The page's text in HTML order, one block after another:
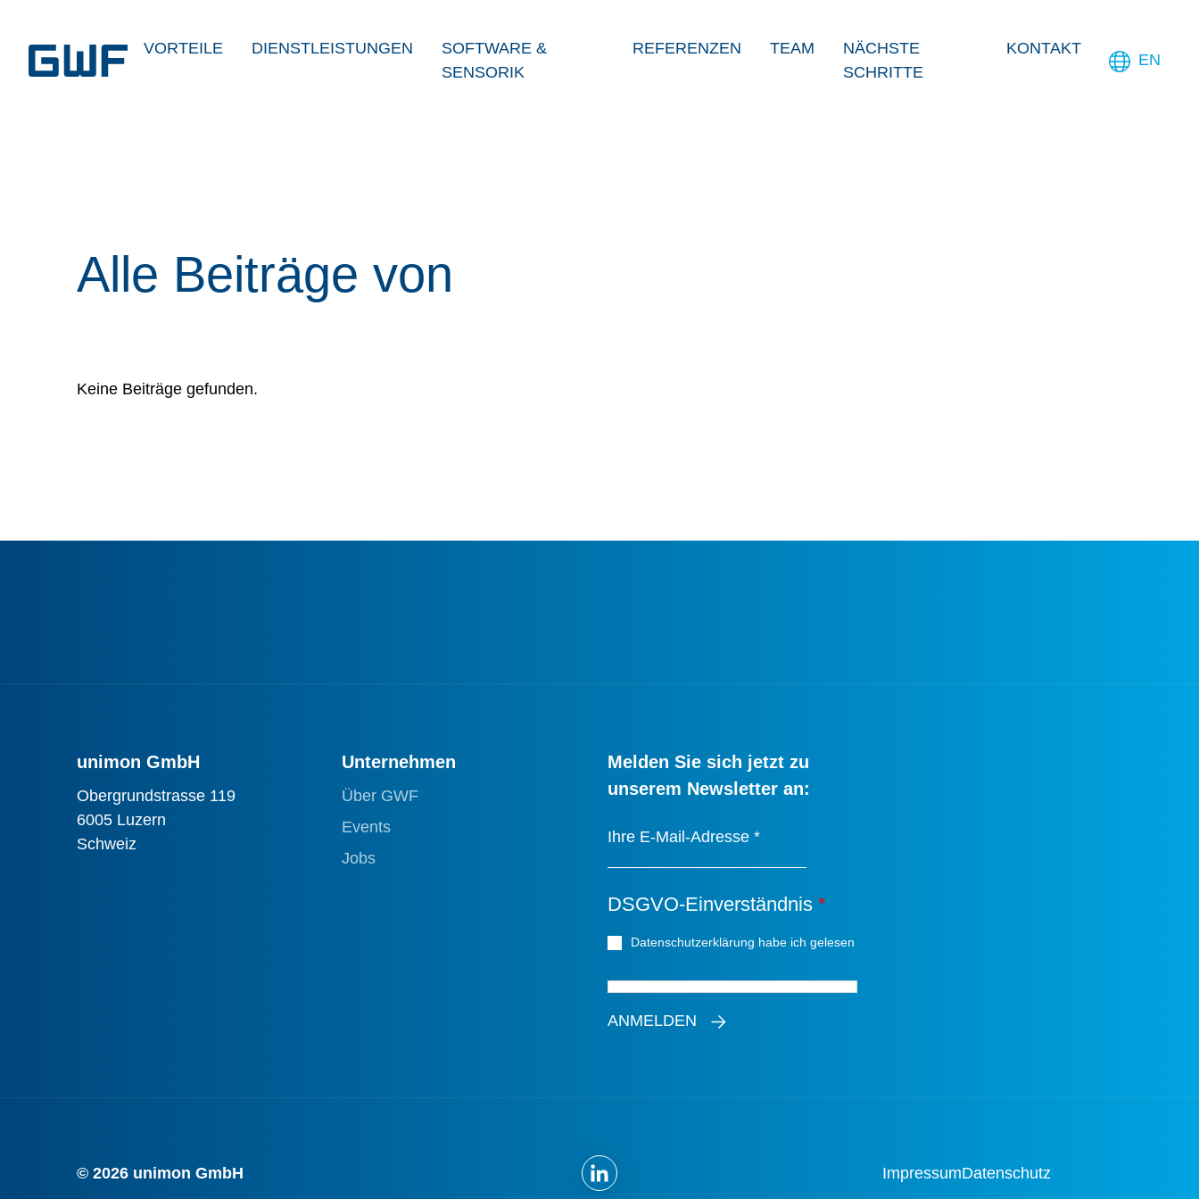
VORTEILE DIENSTLEISTUNGEN
SOFTWARE &
SENSORIK
REFERENZEN TEAM
NÄCHSTE
SCHRITTE
KONTAKT
EN
Alle Beiträge von
Keine Beiträge gefunden.
unimon GmbH
Obergrundstrasse 119
6005 Luzern
Schweiz
Unternehmen
Über GWF
Events
Jobs
Melden Sie sich jetzt zu
unserem Newsletter an:
Ihre E-Mail-Adresse *
DSGVO-Einverständnis *
Datenschutzerklärung habe ich gelesen
ANMELDEN
© 2026 unimon GmbH ImpressumDatenschutz